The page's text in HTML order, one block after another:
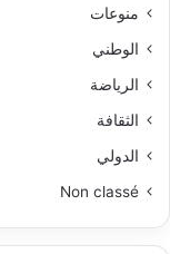
منوعات
الوطني
الرياضة
الثقافة
الدولي
Non classé